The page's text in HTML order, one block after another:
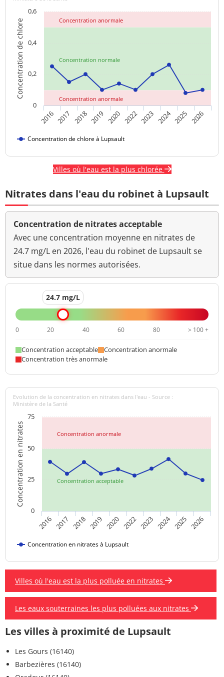
Concentration normale
Concentration anormale
Concentration anormale
Concentration de chlore
Concentration de chlore à Lupsault
2016 2017 2018 2019 2020 2022 2023 2024 2025 2026
0
0,2
0,4
0,6
Villes où l'eau est la plus chlorée
Nitrates dans l'eau du robinet à Lupsault
Concentration de nitrates acceptable
Avec une concentration moyenne en nitrates de
24.7 mg/L en 2026, l'eau du robinet de Lupsault se
situe dans les normes autorisées.
24.7 mg/L
0 20 40 60 80 > 100 +
Concentration acceptable
Concentration anormale
Concentration très anormale
Concentration acceptable
Concentration anormale
Concentration en nitrates
Evolution de la concentration en nitrates dans l'eau - Source :
Ministère de la Santé
Concentration en nitrates à Lupsault
2016 2017 2018 2019 2020 2022 2023 2024 2025 2026
0
25
50
75
Villes où l'eau est la plus polluée en nitrates
Les eaux souterraines les plus polluées aux nitrates
Les villes à proximité de Lupsault
Les Gours (16140)
Barbezières (16140)